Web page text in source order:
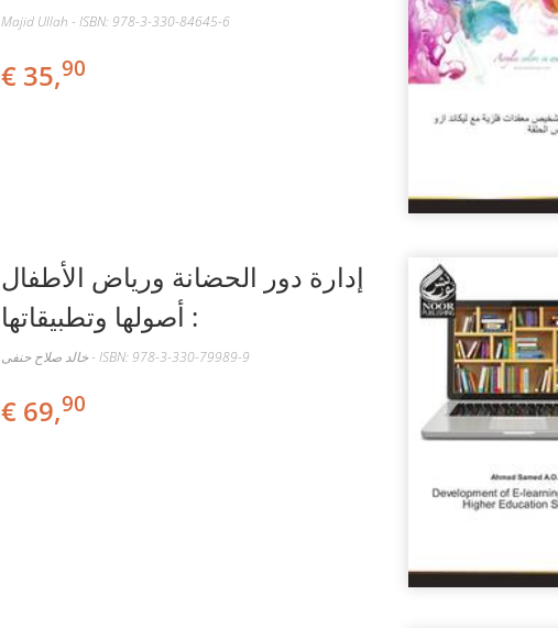
Majid Ullah - ISBN: 978-3-330-84645-6
€ 35,90
إدارة دور الحضانة ورياض الأطفال
: أصولها وتطبيقاتها
خالد صلاح حنفى - ISBN: 978-3-330-79989-9
€ 69,90